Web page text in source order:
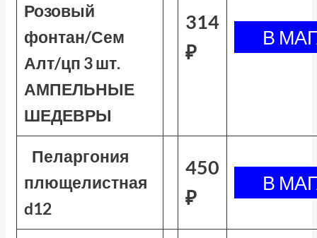
Розовый
фонтан/Сем
Алт/цп 3 шт.
АМПЕЛЬНЫЕ
ШЕДЕВРЫ
314
₽
Пеларгония
плющелистная
d12
450
₽